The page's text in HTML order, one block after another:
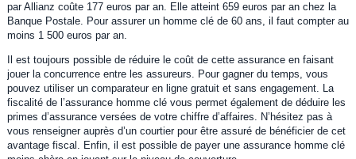
par Allianz coûte 177 euros par an. Elle atteint 659 euros par an chez la
Banque Postale. Pour assurer un homme clé de 60 ans, il faut compter au
moins 1 500 euros par an.
Il est toujours possible de réduire le coût de cette assurance en faisant
jouer la concurrence entre les assureurs. Pour gagner du temps, vous
pouvez utiliser un comparateur en ligne gratuit et sans engagement. La
fiscalité de l’assurance homme clé vous permet également de déduire les
primes d’assurance versées de votre chiffre d’affaires. N’hésitez pas à
vous renseigner auprès d’un courtier pour être assuré de bénéficier de cet
avantage fiscal. Enfin, il est possible de payer une assurance homme clé